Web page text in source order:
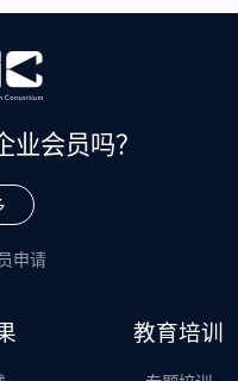
业会员吗？
申请
教育培训